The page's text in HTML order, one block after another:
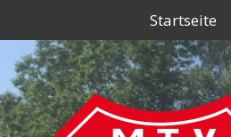
springen
Startseite